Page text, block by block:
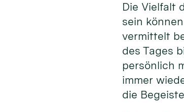
Die Vielfalt
sein
vermittelt
des Tages
persönlich
immer
die